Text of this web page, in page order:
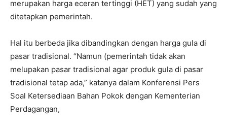
merupakan harga eceran tertinggi (HET) yang sudah yang
ditetapkan pemerintah.
Hal itu berbeda jika dibandingkan dengan harga gula di
pasar tradisional. “Namun (pemerintah tidak akan
melupakan pasar tradisional agar produk gula di pasar
tradisional tetap ada,” katanya dalam Konferensi Pers
Soal Ketersediaan Bahan Pokok dengan Kementerian
Perdagangan,